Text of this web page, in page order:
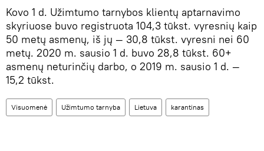
Kovo 1 d. Užimtumo tarnybos klientų aptarnavimo
skyriuose buvo registruota 104,3 tūkst. vyresnių kaip
50 metų asmenų, iš jų — 30,8 tūkst. vyresni nei 60
metų. 2020 m. sausio 1 d. buvo 28,8 tūkst. 60+
asmenų neturinčių darbo, o 2019 m. sausio 1 d. —
15,2 tūkst.
Visuomenė Užimtumo tarnyba Lietuva karantinas